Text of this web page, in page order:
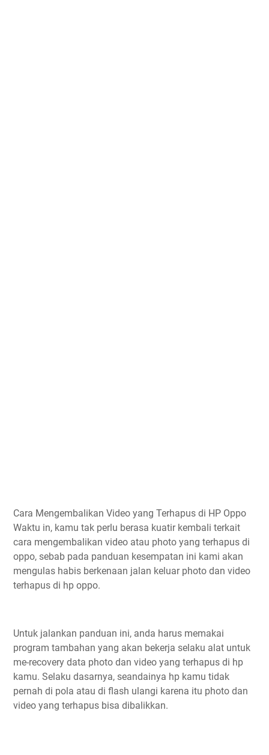
Cara Mengembalikan Video yang Terhapus di HP Oppo
Waktu in, kamu tak perlu berasa kuatir kembali terkait
cara mengembalikan video atau photo yang terhapus di
oppo, sebab pada panduan kesempatan ini kami akan
mengulas habis berkenaan jalan keluar photo dan video
terhapus di hp oppo.
Untuk jalankan panduan ini, anda harus memakai
program tambahan yang akan bekerja selaku alat untuk
me-recovery data photo dan video yang terhapus di hp
kamu. Selaku dasarnya, seandainya hp kamu tidak
pernah di pola atau di flash ulangi karena itu photo dan
video yang terhapus bisa dibalikkan.